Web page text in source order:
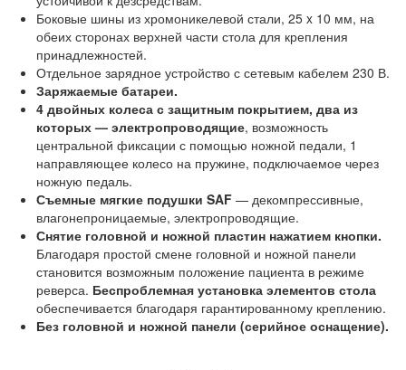
Боковые шины из хромоникелевой стали, 25 x 10 мм, на
обеих сторонах верхней части стола для крепления
принадлежностей.
Отдельное зарядное устройство с сетевым кабелем 230 В.
Заряжаемые батареи.
4 двойных колеса с защитным покрытием, два из
которых — электропроводящие, возможность
центральной фиксации с помощью ножной педали, 1
направляющее колесо на пружине, подключаемое через
ножную педаль.
Съемные мягкие подушки SAF — декомпрессивные,
влагонепроницаемые, электропроводящие.
Снятие головной и ножной пластин нажатием кнопки.
Благодаря простой смене головной и ножной панели
становится возможным положение пациента в режиме
реверса. Беспроблемная установка элементов стола
обеспечивается благодаря гарантированному креплению.
Без головной и ножной панели (серийное оснащение).